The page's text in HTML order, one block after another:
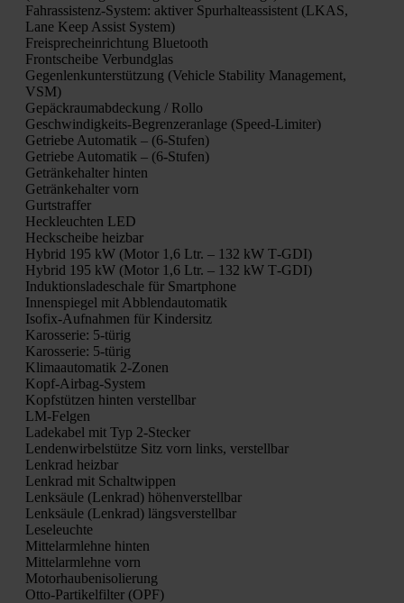
Fahr­as­sis­tenz-Sys­tem: akti­ver Spur­hal­te­as­sis­tent (LKAS,
Lane Keep Assist Sys­tem)
Frei­sprech­ein­rich­tung Blue­tooth
Front­schei­be Ver­bund­glas
Gegen­lenk­un­ter­stüt­zung (Vehic­le Sta­bi­li­ty Manage­ment,
VSM)
Gepäck­raum­ab­de­ckung / Rol­lo
Geschwin­dig­keits-Begren­zer­an­la­ge (Speed-Limi­ter)
Getrie­be Auto­ma­tik – (6‑Stufen)
Getrie­be Auto­ma­tik – (6‑Stufen)
Geträn­ke­hal­ter hin­ten
Geträn­ke­hal­ter vorn
Gurt­straf­fer
Heck­leuch­ten LED
Heck­schei­be heiz­bar
Hybrid 195 kW (Motor 1,6 Ltr. – 132 kW T‑GDI)
Hybrid 195 kW (Motor 1,6 Ltr. – 132 kW T‑GDI)
Induk­ti­ons­la­de­scha­le für Smart­phone
Innen­spie­gel mit Abblend­au­to­ma­tik
Iso­fix-Auf­nah­men für Kin­der­sitz
Karos­se­rie: 5‑türig
Karos­se­rie: 5‑türig
Kli­ma­au­to­ma­tik 2‑Zonen
Kopf-Air­bag-Sys­tem
Kopf­stüt­zen hin­ten ver­stell­bar
LM-Fel­gen
Lade­ka­bel mit Typ 2‑Stecker
Len­den­wir­bel­stüt­ze Sitz vorn links, ver­stell­bar
Lenk­rad heiz­bar
Lenk­rad mit Schalt­wip­pen
Lenk­säu­le (Lenk­rad) höhen­ver­stell­bar
Lenk­säu­le (Lenk­rad) längs­ver­stell­bar
Lese­leuch­te
Mit­tel­arm­leh­ne hin­ten
Mit­tel­arm­leh­ne vorn
Motor­hau­ben­iso­lie­rung
Otto-Par­ti­kel­fil­ter (OPF)